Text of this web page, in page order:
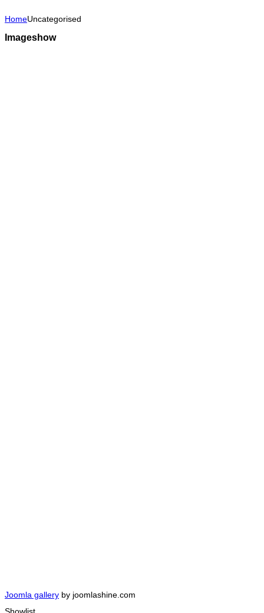
HomeUncategorised
Imageshow
Joomla gallery by joomlashine.com